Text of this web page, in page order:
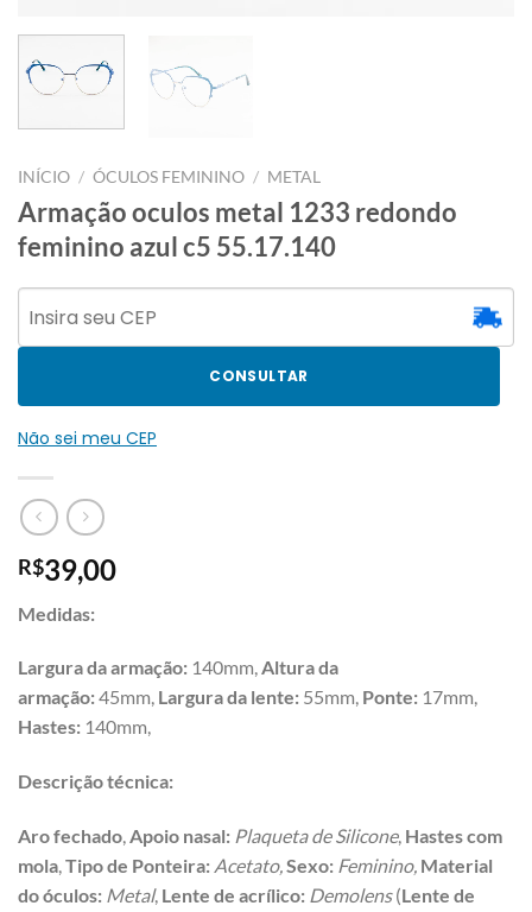
INÍCIO / ÓCULOS FEMININO / METAL
Armação oculos metal 1233 redondo
feminino azul c5 55.17.140
CONSULTAR
Não sei meu CEP
R$39,00
Medidas:
Largura da armação: 140mm,Altura da
armação:45mm, Largura da lente: 55mm, Ponte: 17mm,
Hastes: 140mm,
Descrição técnica:
Aro fechado,Apoio nasal: Plaqueta de Silicone, Hastes com
mola,Tipo de Ponteira: Acetato,Sexo: Feminino, Material
do óculos: Metal, Lente de acrílico: Demolens(Lente de